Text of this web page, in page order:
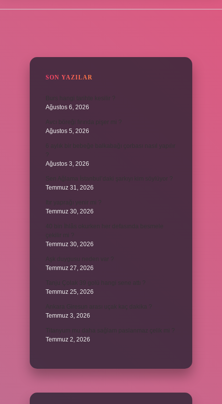
SON YAZILAR
Burs hangi tarihte kesilir ?
Ağustos 6, 2026
Avcı böreği fırında pişer mi ?
Ağustos 5, 2026
6 aylık bir bebeğe balkabağı çorbası nasıl yapılır
?
Ağustos 3, 2026
Sen Ağlama İstanbul’daki şarkıyı kim söylüyor ?
Temmuz 31, 2026
Itır yaprağı yenir mi ?
Temmuz 30, 2026
40 bin İhlâs okurken her defasında besmele
Temmuz 30, 2026
Temmuz 27, 2026
Temmuz 25, 2026
Temmuz 3, 2026
Titanyum mu daha sağlam paslanmaz çelik mi ?
Temmuz 2, 2026